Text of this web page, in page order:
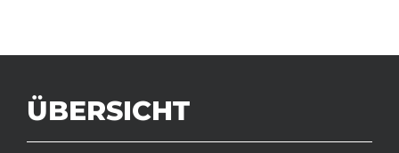
ÜBERSICHT